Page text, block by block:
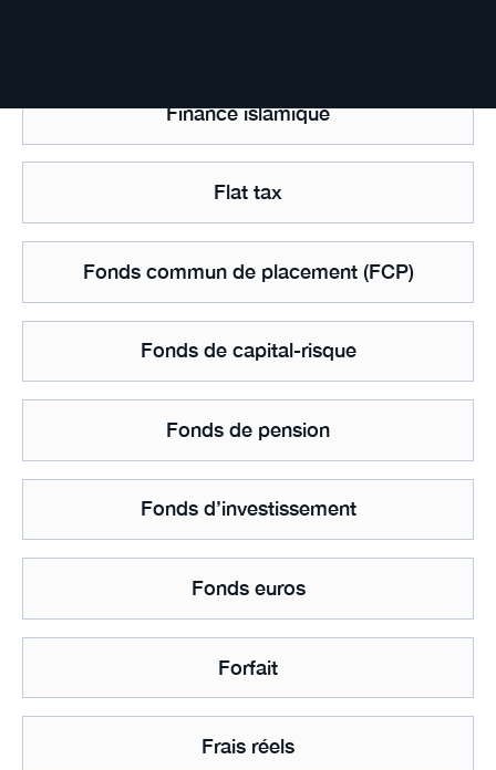
Finance islamique
Flat tax
Fonds commun de placement (FCP)
Fonds de capital-risque
Fonds de pension
Fonds d’investissement
Fonds euros
Forfait
Frais réels